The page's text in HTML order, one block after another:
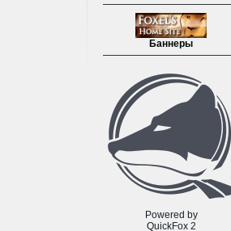
Баннеры
Powered by
QuickFox 2